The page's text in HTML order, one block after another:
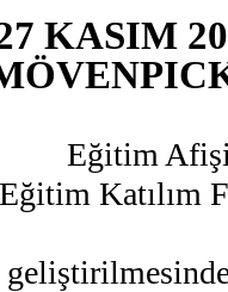
KASIM
Eğitim
Eğitim Katılım